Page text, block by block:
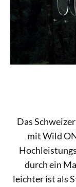
Das
mit Wild
durch ein
leichter ist als